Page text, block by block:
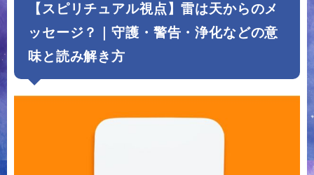
【スピリチュアル視点】雷は天からのメ
ッセージ？｜守護・警告・浄化などの意
味と読み解き方